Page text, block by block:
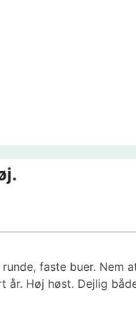
faste buer. Nem
år. Høj høst. Dejlig